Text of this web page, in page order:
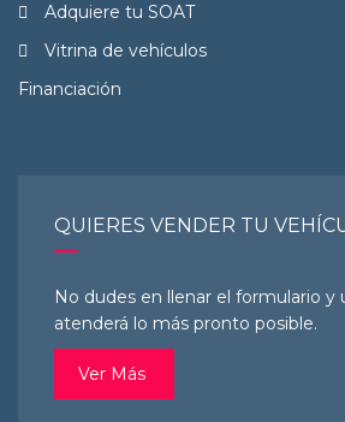
Adquiere tu SOAT
Vitrina de vehículos
Financiación
QUIERES VENDER TU
No dudes en llenar el formulario y
atenderá lo más pronto posible.
Ver Más